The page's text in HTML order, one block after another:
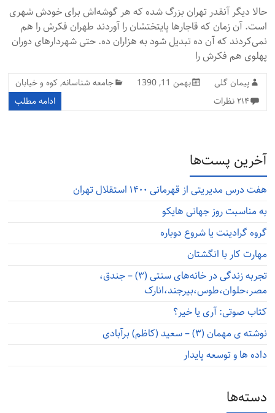
حالا دیگر آنقدر تهران بزرگ شده که هر گوشه‌اش برای خودش شهری
است. آن زمان که قاجارها پایتختشان را آوردند طهران فکرش را هم
نمی‌کردند که آن ده تبدیل شود به هزاران ده. حتی شهردارهای دوران
پهلوی هم فکرش را
پیمان گلی بهمن 11, 1390 جامعه شناسانه,کوه و خیابان
۲۱۴ نظرات
ادامه مطلب
آخرین پست‌ها
هفت درس مدیریتی از قهرمانی ۱۴۰۰ استقلال تهران
به مناسبت روز جهانی هایکو
گروه گرادینت یا شروع دوباره
مهارت کار با انگشتان
تجربه زندگی در خانه‌های سنتی (۳) – جندق،
مصر،حلوان،طوس،بیرجند،انارک
کتاب صوتی: آری یا خیر؟
نوشته ی مهمان (۳) – سعید (کاظم) برآبادی
داده ها و توسعه پایدار
دسته‌ها